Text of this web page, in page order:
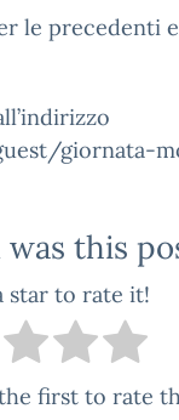
le precedenti
giornata-
this
star to rate it!
first to rate